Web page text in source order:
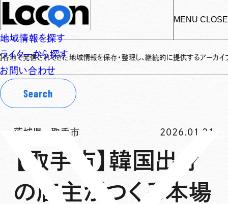
MENU CLOSE
地域情報を探す
ライターから探す
お問い合わせ
Search
てきた地域情報を保存・整理し、継続的に提供するアーカイブサイトです✌
茨城県 取手市 2026.01.21
【取手市】韓国出身
の店主がつくる本場